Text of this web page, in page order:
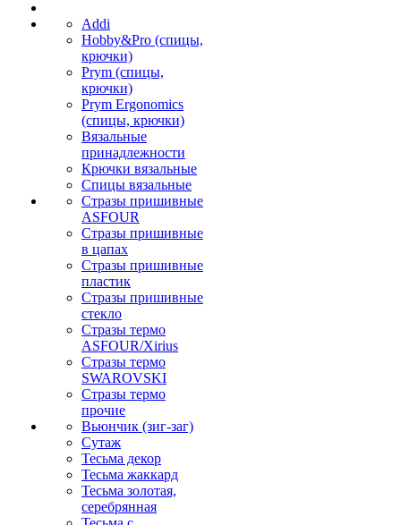
Addi
Hobby&Pro (спицы,
крючки)
Prym (спицы,
крючки)
Prym Ergonomics
(спицы, крючки)
Вязальные
принадлежности
Крючки вязальные
Спицы вязальные
Стразы пришивные
ASFOUR
Стразы пришивные
в цапах
Стразы пришивные
пластик
Стразы пришивные
стекло
Стразы термо
ASFOUR/Xirius
Стразы термо
SWAROVSKI
Стразы термо
прочие
Вьюнчик (зиг-заг)
Сутаж
Тесьма декор
Тесьма жаккард
Тесьма золотая,
серебрянная